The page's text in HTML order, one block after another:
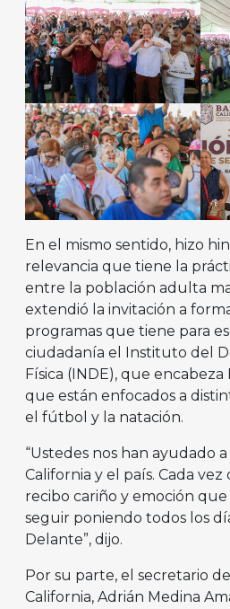
En el mismo sentido, hizo
relevancia que tiene la
entre la población adulta
extendió la invitación a
programas que tiene para
ciudadanía el Instituto del
Física (INDE), que encabeza
que están enfocados a
el fútbol y la natación.
“Ustedes nos han ayudado
California y el país. Cada vez
recibo cariño y emoción
seguir poniendo todos los
Delante”, dijo.
Por su parte, el secretario
California, Adrián Medina